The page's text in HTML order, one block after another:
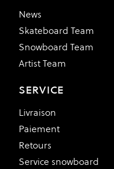
News
Skateboard Team
Snowboard Team
Artist Team
SERVICE
Livraison
Paiement
Retours
Service snowboard